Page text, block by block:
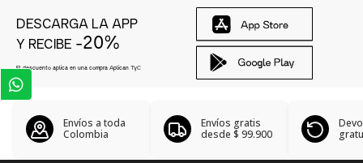
DESCARGA LA APP
Y RECIBE -20%
El descuento aplica en una compra Aplican TyC
Envíos a toda
Colombia
Envíos gratis
desde$ 99.900